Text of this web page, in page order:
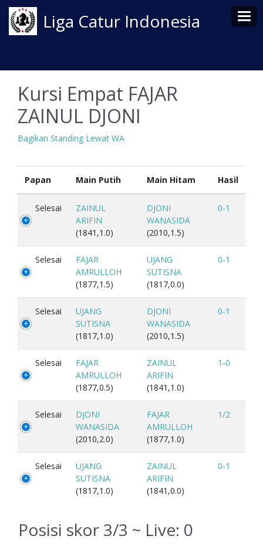
Liga Catur Indonesia
Kursi Empat FAJAR
ZAINUL DJONI
Bagikan Standing Lewat WA
Papan Main Putih Main Hitam Hasil
Selesai
ZAINUL
ARIFIN
(1841,1.0)
DJONI
WANASIDA
(2010,1.5)
0-1
Selesai
FAJAR
AMRULLOH
(1877,1.5)
UJANG
SUTISNA
(1817,0.0)
0-1
Selesai
UJANG
SUTISNA
(1817,1.0)
DJONI
WANASIDA
(2010,1.5)
0-1
Selesai
FAJAR
AMRULLOH
(1877,0.5)
ZAINUL
ARIFIN
(1841,1.0)
1-0
Selesai
DJONI
WANASIDA
(2010,2.0)
FAJAR
AMRULLOH
(1877,1.0)
1/2
Selesai
UJANG
SUTISNA
(1817,1.0)
ZAINUL
ARIFIN
(1841,0.0)
0-1
Posisi skor 3/3 ~ Live: 0